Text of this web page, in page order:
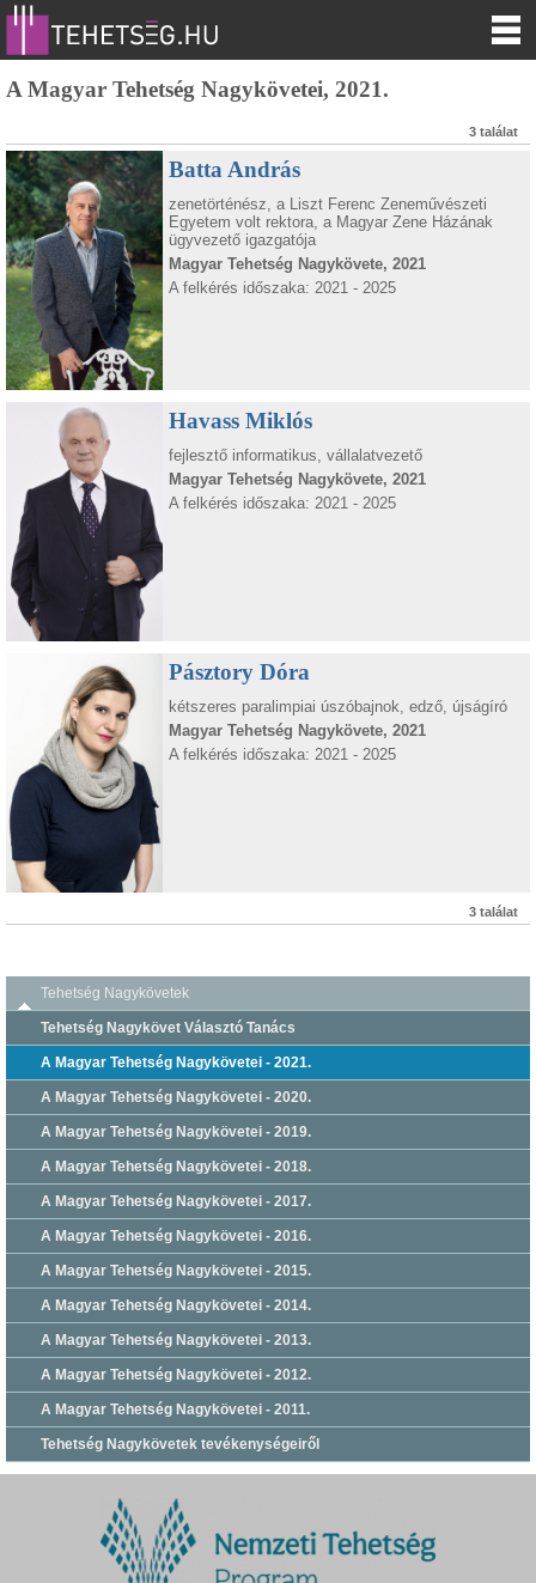
A Magyar Tehetség Nagykövetei, 2021.
3 találat
Batta András
zenetörténész, a Liszt Ferenc Zeneművészeti
Egyetem volt rektora, a Magyar Zene Házának
ügyvezető igazgatója
Magyar Tehetség Nagykövete, 2021
A felkérés időszaka: 2021 - 2025
Havass Miklós
fejlesztő informatikus, vállalatvezető
Magyar Tehetség Nagykövete, 2021
A felkérés időszaka: 2021 - 2025
Pásztory Dóra
kétszeres paralimpiai úszóbajnok, edző, újságíró
Magyar Tehetség Nagykövete, 2021
A felkérés időszaka: 2021 - 2025
3 találat
Tehetség Nagykövetek
Tehetség Nagykövet Választó Tanács
A Magyar Tehetség Nagykövetei - 2021.
A Magyar Tehetség Nagykövetei - 2020.
A Magyar Tehetség Nagykövetei - 2019.
A Magyar Tehetség Nagykövetei - 2018.
A Magyar Tehetség Nagykövetei - 2017.
A Magyar Tehetség Nagykövetei - 2016.
A Magyar Tehetség Nagykövetei - 2015.
A Magyar Tehetség Nagykövetei - 2014.
A Magyar Tehetség Nagykövetei - 2013.
A Magyar Tehetség Nagykövetei - 2012.
A Magyar Tehetség Nagykövetei - 2011.
Tehetség Nagykövetek tevékenységeiről